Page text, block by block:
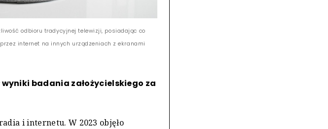
odbioru tradycyjnej telewizji, posiadając co
internet na innych urządzeniach z ekranami
badania założycielskiego za
i internetu. W 2023 objęło